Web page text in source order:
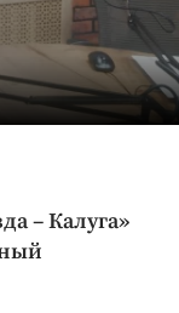
– Калуга»